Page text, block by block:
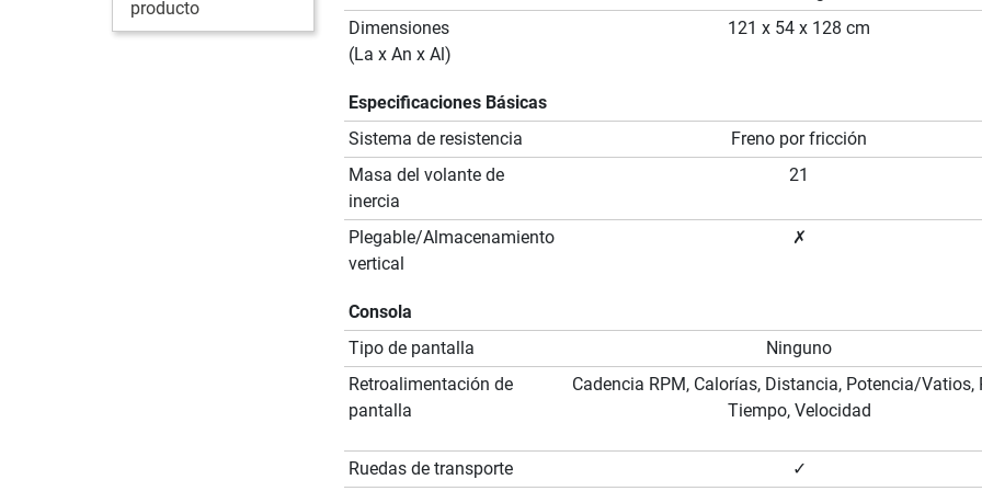
producto
Dimensiones
(La x An x Al)
121 x 54 x 128 cm
Especificaciones Básicas
Sistema de resistencia
Freno por fricción
Masa del volante de
inercia
21
Plegable/Almacenamiento
vertical
✗
Consola
Tipo de pantalla
Ninguno
Retroalimentación de
pantalla
Cadencia RPM, Calorías, Distancia, Potencia/Vatios,
Tiempo, Velocidad
Ruedas de transporte ✓